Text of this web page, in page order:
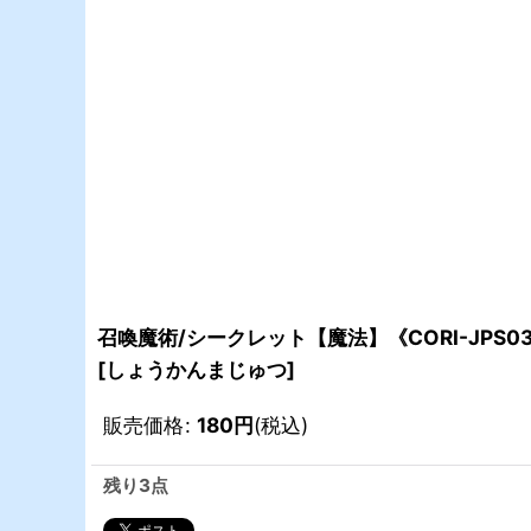
召喚魔術/シークレット【魔法】《CORI-
[しょうかんまじゅつ]
販売価格: 180円(税込)
残り3点